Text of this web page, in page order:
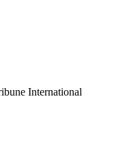
International